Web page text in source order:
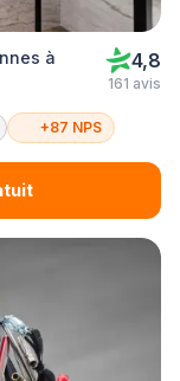
à
4,8
161 avis
+87 NPS